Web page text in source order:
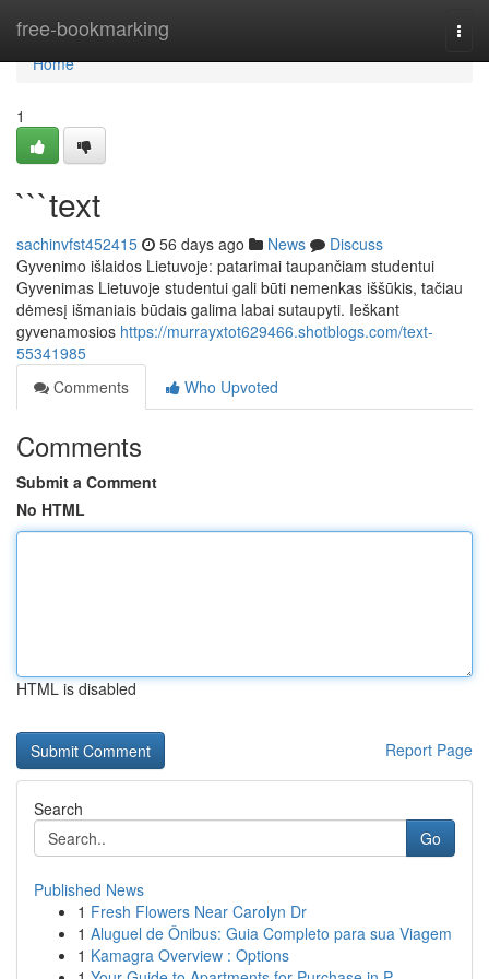
free-bookmarking
Home
Home
1
```text
sachinvfst452415 56 days ago News
Discuss
Gyvenimo išlaidos Lietuvoje: patarimai taupančiam studentui
Gyvenimas Lietuvoje studentui gali būti nemenkas iššūkis, tačiau
dėmesį išmaniais būdais galima labai sutaupyti. Ieškant
gyvenamosios https://murrayxtot629466.shotblogs.com/text-
55341985
Comments
Who Upvoted
Comments
Submit a Comment
No HTML
HTML is disabled
Report Page
Search
Go
Published News
1 Fresh Flowers Near Carolyn Dr
1 Aluguel de Ônibus: Guia Completo para sua Viagem
1 Kamagra Overview : Options